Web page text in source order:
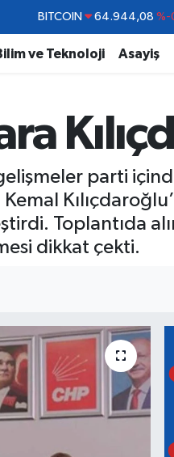
DOLAR 47,7436
EURO 55,2510
BİST100 13.779
ve Teknoloji Asayiş
parti
Toplantıda
dikkat çekti.